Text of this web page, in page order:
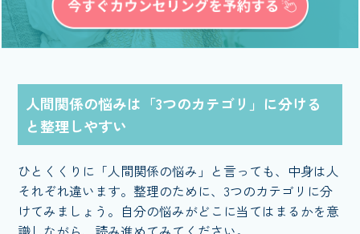
人間関係の悩みは「3つのカテゴリ」に分ける
と整理しやすい
ひとくくりに「人間関係の悩み」と言っても、中身は人
それぞれ違います。整理のために、3つのカテゴリに分
けてみましょう。自分の悩みがどこに当てはまるかを意